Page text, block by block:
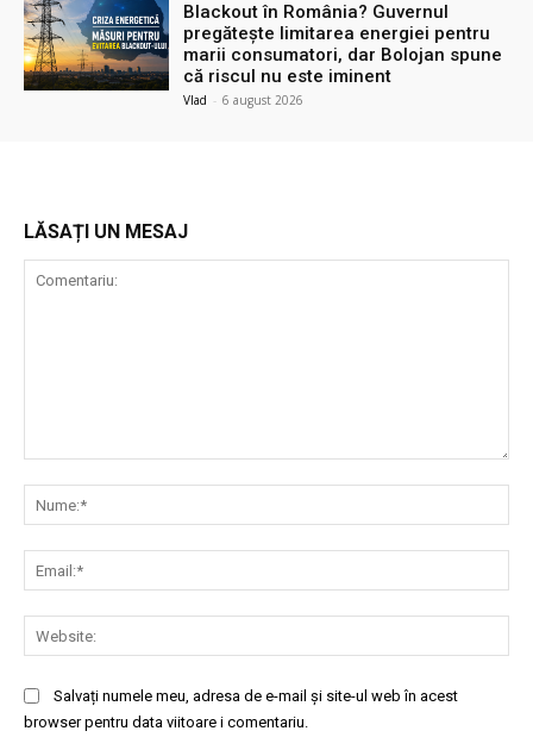
Blackout în România? Guvernul
pregătește limitarea energiei pentru
marii consumatori, dar Bolojan spune
că riscul nu este iminent
Vlad - 6 august 2026
LĂSAȚI UN MESAJ
Salvați numele meu, adresa de e-mail și site-ul web în acest
browser pentru data viitoare i comentariu.